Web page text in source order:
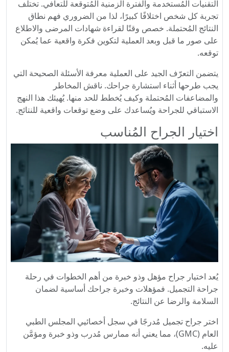
التقنيات المُستخدمة والفترة الزمنية المُتوقعة للتعافي. تختلف
تجربة كل شخص اختلافًا كبيرًا، لذا من الضروري فهم نطاق
النتائج المُحتملة. خصص وقتًا لقراءة شهادات المرضى والاطلاع
على صور ما قبل وبعد العملية لتكوين فكرة واقعية عما يُمكن
توقعه.
يتضمن التعرّف الجيد على العملية معرفة الأسئلة الصحيحة التي
يجب طرحها أثناء استشارة جراحك. ناقش المخاطر
والمضاعفات المُحتملة وكيف يُخطط للحد منها. يُهيئك هذا النهج
الاستباقي للجراحة ويُساعدك على وضع توقعات واقعية للنتائج.
اختيار الجراح المُناسب
يُعد اختيار جراح مؤهل وذو خبرة من أهم الخطوات في رحلة
جراحة التجميل. فمؤهلات وخبرة جراحك أساسية لضمان
السلامة والرضا عن النتائج.
اختر جراح تجميل مُدرجًا في سجل أخصائيي المجلس الطبي
العام (GMC)، مما يعني أنه ممارس مُدرب وذو خبرة ومؤمَّن
عليه.